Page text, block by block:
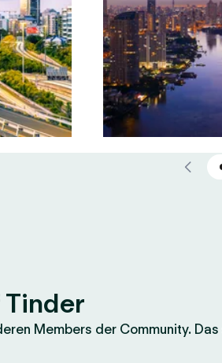
Tinder
Members der Community.